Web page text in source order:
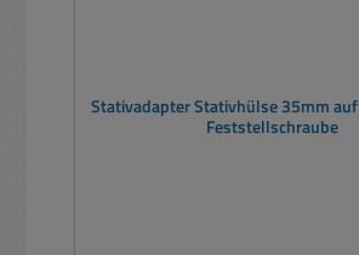
Stativadapter Stativhülse 35mm
Feststellschraube